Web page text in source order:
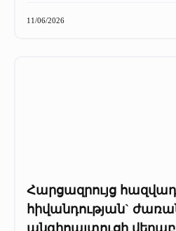
11/06/2026
Հարցազրույց
հիվանդության`